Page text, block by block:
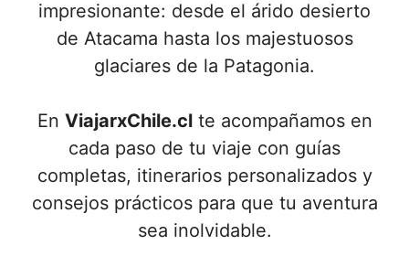
impresionante: desde el árido desierto
de Atacama hasta los majestuosos
glaciares de la Patagonia.
En ViajarxChile.clte acompañamos en
cada paso de tu viaje con guías
completas, itinerarios personalizados y
consejos prácticos para que tu aventura
sea inolvidable.